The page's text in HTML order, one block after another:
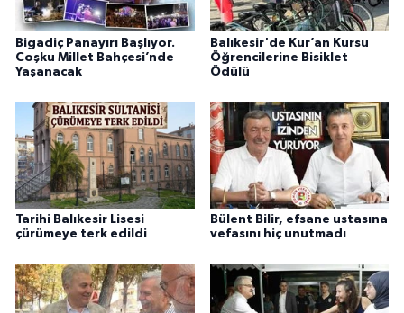
Bigadiç Panayırı Başlıyor.
Coşku Millet Bahçesi’nde
Yaşanacak
Balıkesir'de Kur’an Kursu
Öğrencilerine Bisiklet
Ödülü
Tarihi Balıkesir Lisesi
çürümeye terk edildi
Bülent Bilir, efsane ustasına
vefasını hiç unutmadı